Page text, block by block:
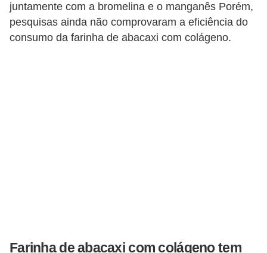
juntamente com a bromelina e o manganês Porém,
pesquisas ainda não comprovaram a eficiência do
consumo da farinha de abacaxi com colágeno.
Farinha de abacaxi com colágeno tem